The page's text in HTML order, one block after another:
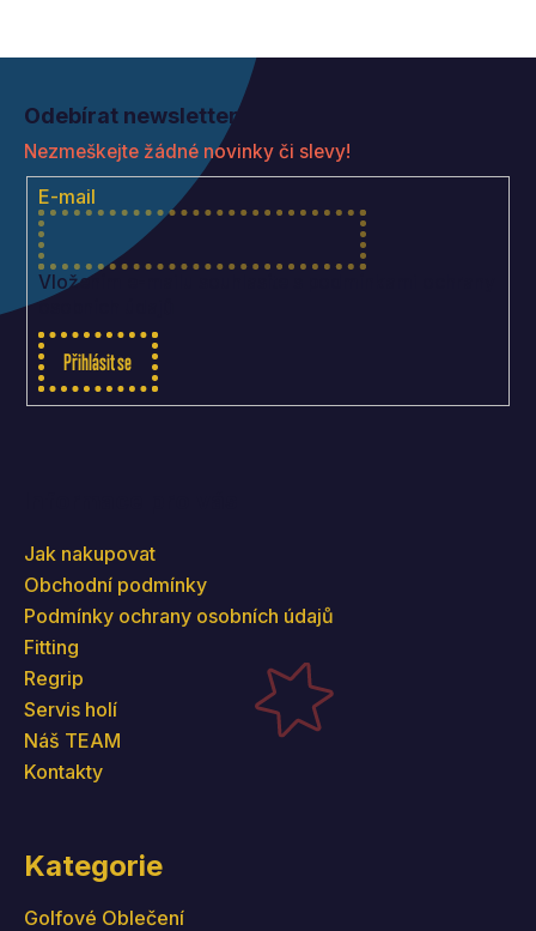
Odebírat newsletter
Nezmeškejte žádné novinky či slevy!
E-mail
Vložením e-mailu souhlasíte s
osobních údajů
Přihlásit se
Jak nakupovat
Obchodní podmínky
Podmínky ochrany osobních údajů
Fitting
Regrip
Servis holí
Náš TEAM
Kontakty
Kategorie
Golfové Oblečení